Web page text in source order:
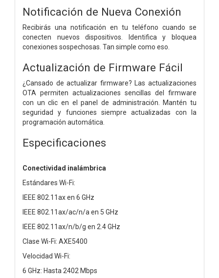
Notificación de Nueva Conexión
Recibirás una notificación en tu teléfono cuando se
conecten nuevos dispositivos. Identifica y bloquea
conexiones sospechosas. Tan simple como eso.
Actualización de Firmware Fácil
¿Cansado de actualizar firmware? Las actualizaciones
OTA permiten actualizaciones sencillas del firmware
con un clic en el panel de administración. Mantén tu
seguridad y funciones siempre actualizadas con la
programación automática.
Especificaciones
Conectividad inalámbrica
Estándares Wi-Fi:
IEEE 802.11ax en 6 GHz
IEEE 802.11ax/ac/n/a en 5 GHz
IEEE 802.11ax/n/b/g en 2.4 GHz
Clase Wi-Fi: AXE5400
Velocidad Wi-Fi:
6 GHz: Hasta 2402 Mbps